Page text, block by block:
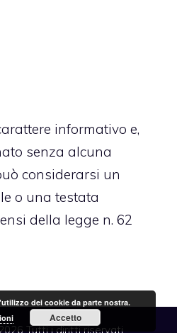
informativo e,
senza alcuna
considerarsi un
o una testata
della legge n. 62
Tutti i diritti riservati
dei cookie da parte nostra.
Accetto